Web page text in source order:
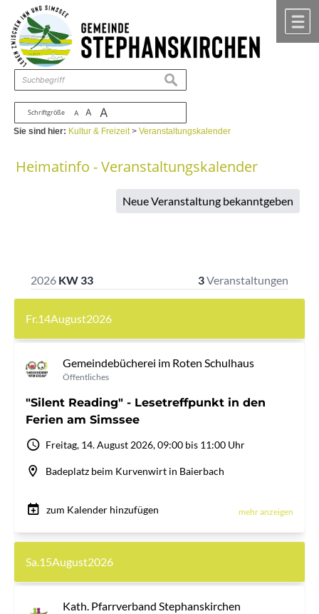
Zum Inhalt ,zur Navigation
Schriftgröße A A A
suchen
Sie sind hier: Kultur & Freizeit>Veranstaltungskalender
Heimatinfo - Veranstaltungskalender